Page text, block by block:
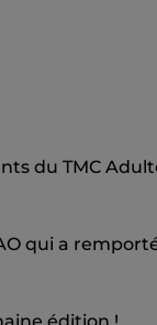
du TMC
qui a